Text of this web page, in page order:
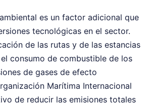
es un factor adicional que
tecnológicas en el sector.
de las rutas y de las estancias
consumo de combustible de los
de gases de efecto
Marítima Internacional
de reducir las emisiones totales